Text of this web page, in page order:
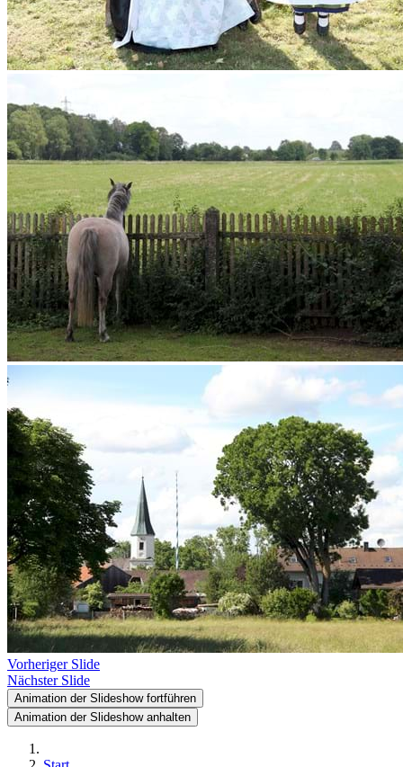
Vorheriger Slide
Nächster Slide
Animation der Slideshow fortführen
Animation der Slideshow anhalten